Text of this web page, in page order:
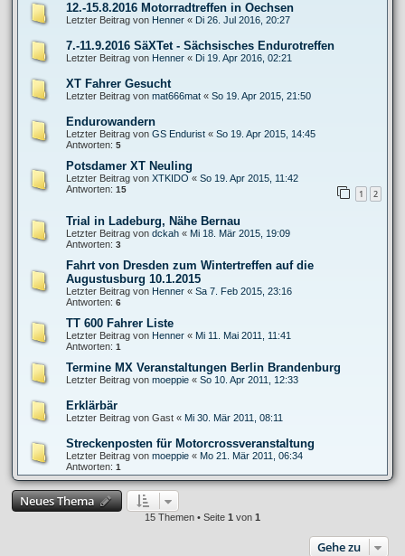
12.-15.8.2016 Motorradtreffen in Oechsen
Letzter Beitrag von Henner « Di 26. Jul 2016, 20:27
7.-11.9.2016 SäXTet - Sächsisches Endurotreffen
Letzter Beitrag von Henner « Di 19. Apr 2016, 02:21
XT Fahrer Gesucht
Letzter Beitrag von mat666mat « So 19. Apr 2015, 21:50
Endurowandern
Letzter Beitrag von GS Endurist « So 19. Apr 2015, 14:45
Antworten: 5
Potsdamer XT Neuling
Letzter Beitrag von XTKIDO « So 19. Apr 2015, 11:42
Antworten: 15 1 2
Trial in Ladeburg, Nähe Bernau
Letzter Beitrag von dckah « Mi 18. Mär 2015, 19:09
Antworten: 3
Fahrt von Dresden zum Wintertreffen auf die
Augustusburg 10.1.2015
Letzter Beitrag von Henner « Sa 7. Feb 2015, 23:16
Antworten: 6
TT 600 Fahrer Liste
Letzter Beitrag von Henner « Mi 11. Mai 2011, 11:41
Antworten: 1
Termine MX Veranstaltungen Berlin Brandenburg
Letzter Beitrag von moeppie « So 10. Apr 2011, 12:33
Erklärbär
Letzter Beitrag von Gast « Mi 30. Mär 2011, 08:11
Streckenposten für Motorcrossveranstaltung
Letzter Beitrag von moeppie « Mo 21. Mär 2011, 06:34
Antworten: 1
Neues Thema
15 Themen • Seite 1 von 1
Gehe zu